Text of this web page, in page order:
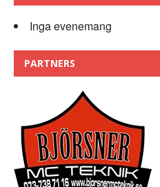
Inga evenemang
PARTNERS